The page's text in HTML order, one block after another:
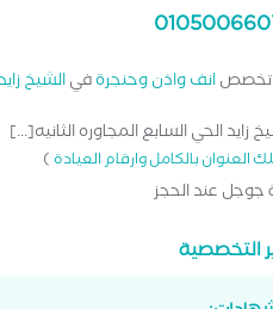
تخصصانف واذن وحنجرةفيالشيخ
زايد الحي السابع المجاوره الثانيه[...]
بالكامل وارقام العيادة)
جوجل عند الحجز
التخصصية